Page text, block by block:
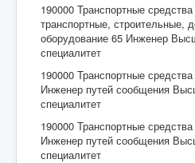
190000 Транспортные
транспортные,
оборудование 65 Инженер
специалитет
190000 Транспортные
Инженер путей сообщения
специалитет
190000 Транспортные
Инженер путей сообщения
специалитет